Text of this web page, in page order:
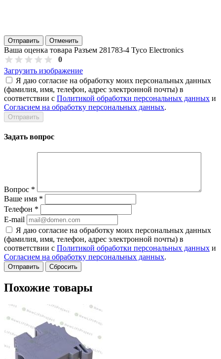
Отправить Отменить
Ваша оценка товара Разъем 281783-4 Tyco Electronics
0
Загрузить изображение
Я даю согласие на обработку моих персональных данных
(фамилия, имя, телефон, адрес электронной почты) в
соответствии с Политикой обработки персональных данных и
Согласием на обработку персональных данных.
Задать вопрос
Вопрос *
Ваше имя *
Телефон *
E-mail
Я даю согласие на обработку моих персональных данных
(фамилия, имя, телефон, адрес электронной почты) в
соответствии с Политикой обработки персональных данных и
Согласием на обработку персональных данных.
Сбросить
Похожие товары